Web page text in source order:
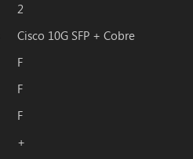
2
Cisco 10G SFP + Cobre
F
F
F
+